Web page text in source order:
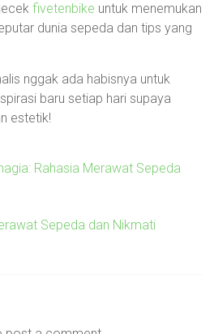
fivetenbike untuk menemukan
dunia sepeda dan tips yang
nggak ada habisnya untuk
baru setiap hari supaya
estetik!
Rahasia Merawat Sepeda
Sepeda dan Nikmati